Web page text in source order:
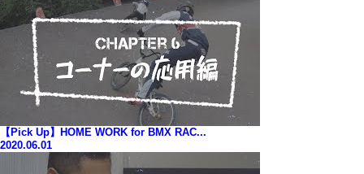
【Pick Up】HOME WORK for BMX RAC...
2020.06.01